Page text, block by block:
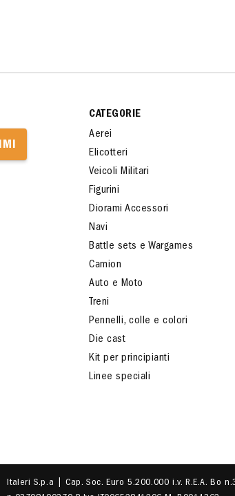
CATEGORIE
Aerei
Elicotteri
Veicoli Militari
Figurini
Diorami Accessori
Navi
Battle sets e Wargames
Camion
Auto e Moto
Treni
Pennelli, colle e colori
Die cast
Kit per principianti
Linee speciali
Italeri S.p.a | Cap. Soc. Euro 5.200.000 i.v. R.E.A. Bo